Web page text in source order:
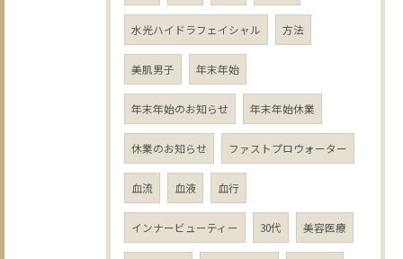
水光ハイドラフェイシャル 方法
美肌男子 年末年始
年末年始のお知らせ 年末年始休業
休業のお知らせ ファストプロウォーター
血流 血液 血行
インナービューティー 30代 美容医療